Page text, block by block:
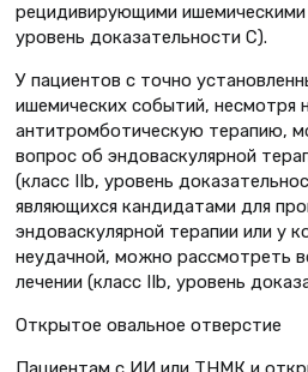
рецидивирующими ишемическими
уровень доказательности C).
У пациентов с точно
ишемических событий, несмотря
антитромботическую терапию,
вопрос об эндоваскулярной
(класс IIb, уровень
являющихся кандидатами для
эндоваскулярной терапии или у
неудачной, можно рассмотреть
лечении (класс IIb, уровень
Открытое овальное отверстие